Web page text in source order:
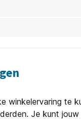
winkelervaring te
Je kunt